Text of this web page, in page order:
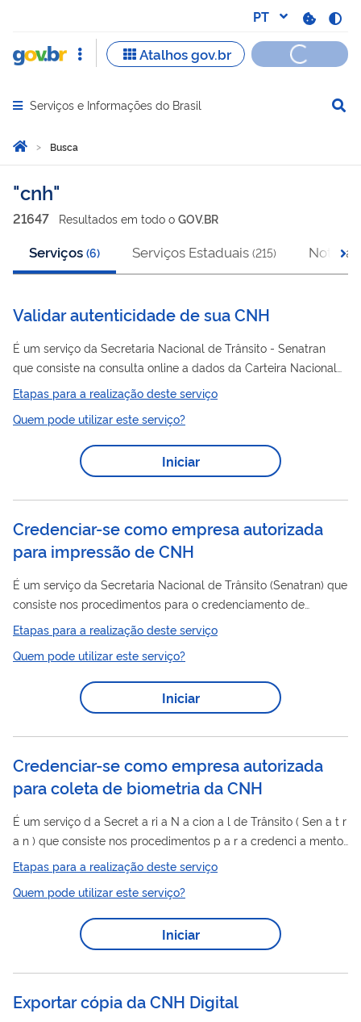
Abrir menu principal de navegação
Serviços e Informações do Brasil
Você está aqui:
Página Inicial
Busca
Busca
cnh
21647 Resultados em todo o GOV.BR
Serviços (6) Serviços Estaduais (215) Notícias
Validar autenticidade de sua CNH
É um serviço da Secretaria Nacional de Trânsito - Senatran
que consiste na consulta online a dados da Carteira Nacional
de Habilitação (CNH ) mais recente. Ao Validar
Número do FormulárioCNH; Código de Segurança; Nome do
Condutor; Categoria; Validade.
Etapas para a realização deste serviço
Quem pode utilizar este serviço?
Iniciar
Credenciar-se como empresa autorizada
para impressão de CNH
É um serviço da Secretaria Nacional de Trânsito (Senatran) que
consiste nos procedimentos para o credenciamento de
empresa interessada em produzir graficamente a Carteira
Etapas para a realização deste serviço
Quem pode utilizar este serviço?
Iniciar
Credenciar-se como empresa autorizada
para coleta de biometria da CNH
É um serviço d a Secret a ri a N a cion a l de Trânsito ( Sen a t r
a n ) que consiste nos procedimentos p a r a credenci a mento
de empres a s interess a d a s em prest a r serviços de colet a
fotogr a fi a , a ssin a t ur a e impressões digit a is) nos
processos de h a bilit a ção, mud a nç a ou a dição de c a t
Etapas para a realização deste serviço
Quem pode utilizar este serviço?
Iniciar
Exportar cópia da CNH Digital